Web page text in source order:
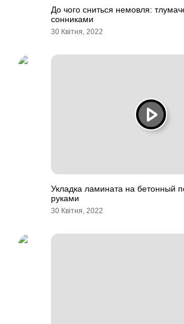
До чого сниться немовля:
сонниками
30 Квітня, 2022
Укладка ламината на бетонный
руками
30 Квітня, 2022